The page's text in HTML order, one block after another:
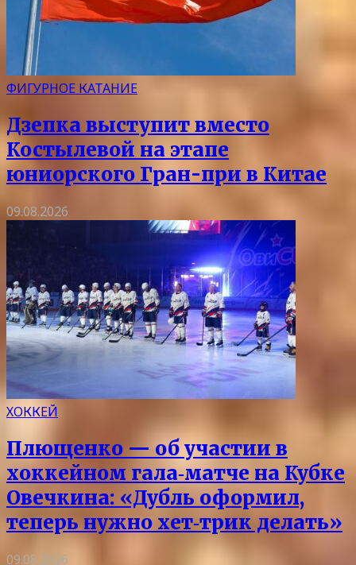
ФИГУРНОЕ КАТАНИЕ
Дзепка выступит вместо
Костылевой на этапе
юниорского Гран-при в Китае
09.08.2026
ХОККЕЙ
Плющенко — об участии в
хоккейном гала‑матче на Кубке
Овечкина: «Дубль оформил,
теперь нужно хет‑трик делать»
09.08.2026